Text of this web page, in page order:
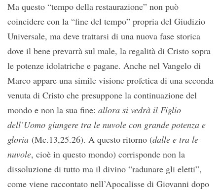
Ma questo “tempo della restaurazione” non può
coincidere con la “fine del tempo” propria del Giudizio
Universale, ma deve trattarsi di una nuova fase storica
dove il bene prevarrà sul male, la regalità di Cristo sopra
le potenze idolatriche e pagane. Anche nel Vangelo di
Marco appare una simile visione profetica di una seconda
venuta di Cristo che presuppone la continuazione del
mondo e non la sua fine: allora si vedrà il Figlio
dell’Uomo giungere tra le nuvole con grande potenza e
gloria (Mc.13,25.26). A questo ritorno (dalle e tra le
nuvole, cioè in questo mondo) corrisponde non la
dissoluzione di tutto ma il divino “radunare gli eletti”,
come viene raccontato nell’Apocalisse di Giovanni dopo